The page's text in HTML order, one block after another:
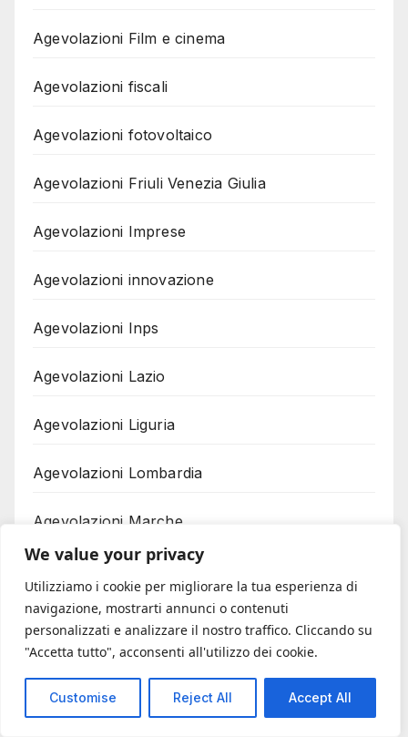
We value your privacy
Utilizziamo i cookie per migliorare la tua esperienza di
navigazione, mostrarti annunci o contenuti
personalizzati e analizzare il nostro traffico. Cliccando su
"Accetta tutto", acconsenti all'utilizzo dei cookie.
Customise Reject All Accept All
Agevolazioni Film e cinema
Agevolazioni fiscali
Agevolazioni fotovoltaico
Agevolazioni Friuli Venezia Giulia
Agevolazioni Imprese
Agevolazioni innovazione
Agevolazioni Inps
Agevolazioni Lazio
Agevolazioni Liguria
Agevolazioni Lombardia
Agevolazioni Marche
Agevolazioni Nautica
Agevolazioni per il sociale
Agevolazioni Piemonte